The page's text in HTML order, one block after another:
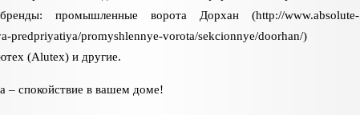
промышленные ворота Дорхан (http://www.absolute-
predpriyatiya/promyshlennye-vorota/sekcionnye/doorhan/)
(Alutex) и другие.
– спокойствие в вашем доме!